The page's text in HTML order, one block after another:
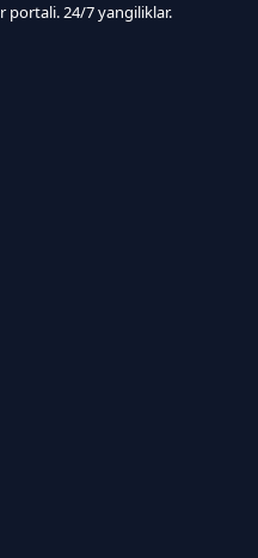
portali. 24/7 yangiliklar.